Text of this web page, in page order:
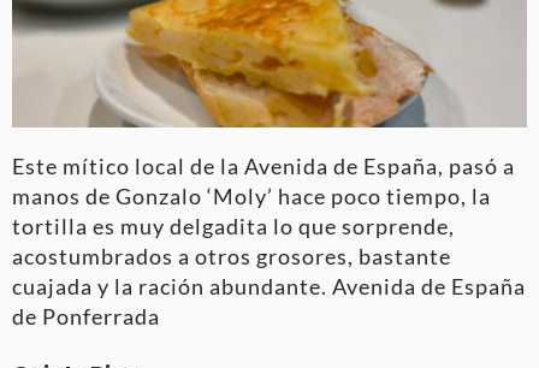
Este mítico local de la Avenida de España, pasó a
manos de Gonzalo ‘Moly’ hace poco tiempo, la
tortilla es muy delgadita lo que sorprende,
acostumbrados a otros grosores, bastante
cuajada y la ración abundante. Avenida de España
de Ponferrada